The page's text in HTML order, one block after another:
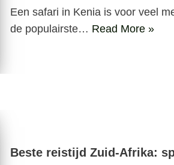
Een safari in Kenia is voor veel
de populairste… Read More »
Beste reistijd Zuid-Afrika: